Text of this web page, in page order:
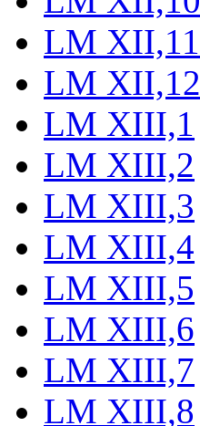
LM XII,11
LM XII,12
LM XIII,1
LM XIII,2
LM XIII,3
LM XIII,4
LM XIII,5
LM XIII,6
LM XIII,7
LM XIII,8